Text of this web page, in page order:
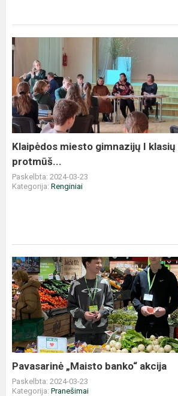
Klaipėdos
miesto
gimnazijų
klasių
mokinių
tikybos
protmūš...
Klaipėdos miesto gimnazijų I
protmūš...
Paskelbta: 2024-03-23
Kategorija: Renginiai
Pavasarinė
„Maisto
banko“
akcija
Pavasarinė „Maisto banko“ akcija
Paskelbta: 2024-03-23
Kategorija: Pranešimai